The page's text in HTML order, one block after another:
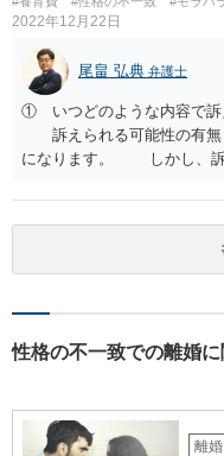
2022年12月22日
尾畠 弘典 弁護士
① いつどのような内容で訴
訴えられる可能性の有無
になります。 しかし、訴
能力がない状況で作成した
りする可能性があります。
ハードルはとても高いです
や取消しとなるような事情
ります）と、合意内容につ
費増額を求める調停を提起
まとまらなければ、審判と
性格の不一致での離婚
離